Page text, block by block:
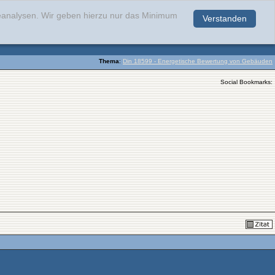
Verstanden
Wir geben hierzu nur das Minimum
Thema: Din 18599 - Energetische Bewertung von Gebäuden
Social Bookmarks: